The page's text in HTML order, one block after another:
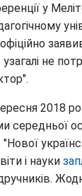
у
не
2018
середньої
і науки